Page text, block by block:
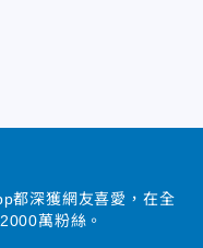
都深獲網友喜愛，在全
萬粉絲。